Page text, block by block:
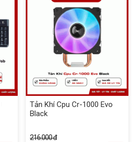
Tản Khí Cpu Cr-1000 Evo
Black
216.000 đ